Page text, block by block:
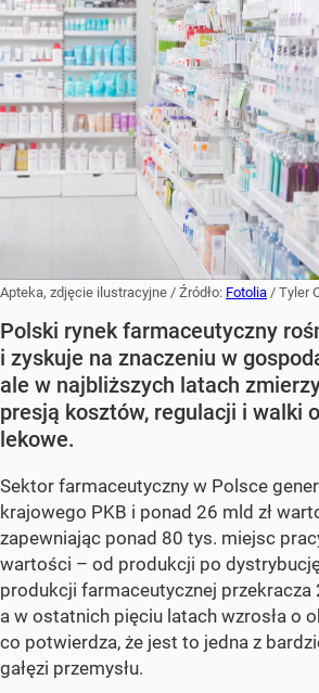
Apteka, zdjęcie ilustracyjne / Źródło: Fotolia / Tyler
Polski rynek farmaceutyczny
i zyskuje na znaczeniu w
ale w najbliższych latach
presją kosztów, regulacji i walki
lekowe.
Sektor farmaceutyczny w Polsce
krajowego PKB i ponad 26 mld zł
zapewniając ponad 80 tys. miejsc
wartości – od produkcji po
produkcji farmaceutycznej przekracza
a w ostatnich pięciu latach wzrosła o
co potwierdza, że jest to jedna z
gałęzi przemysłu.